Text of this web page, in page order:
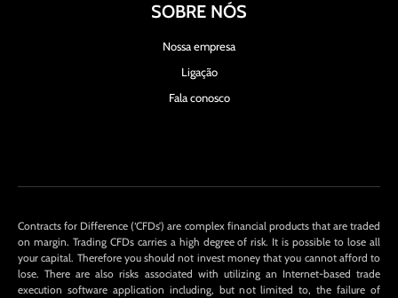
SOBRE NÓS
Nossa empresa
Ligação
Fala conosco
Contracts for Difference (‘CFDs’) are complex financial products that are traded
on margin. Trading CFDs carries a high degree of risk. It is possible to lose all
your capital. Therefore you should not invest money that you cannot afford to
lose. There are also risks associated with utilizing an Internet-based trade
execution software application including, but not limited to, the failure of